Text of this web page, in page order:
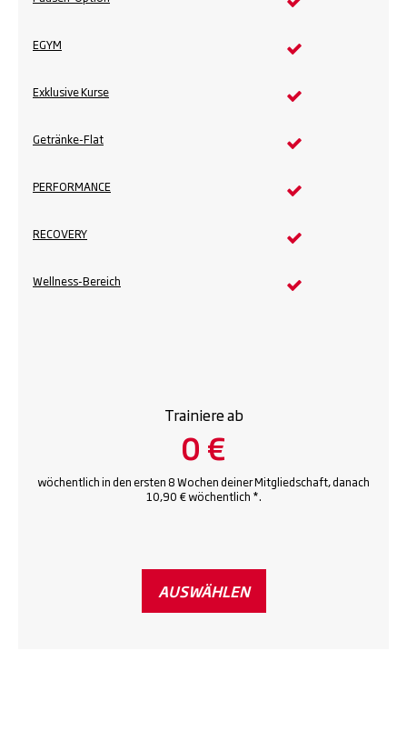
EGYM
Exklusive Kurse
Getränke-Flat
PERFORMANCE
RECOVERY
Wellness-Bereich
Trainiere ab
0 €
wöchentlich in den ersten 8 Wochen deiner Mitgliedschaft, danach
10,90 € wöchentlich *.
AUSWÄHLEN